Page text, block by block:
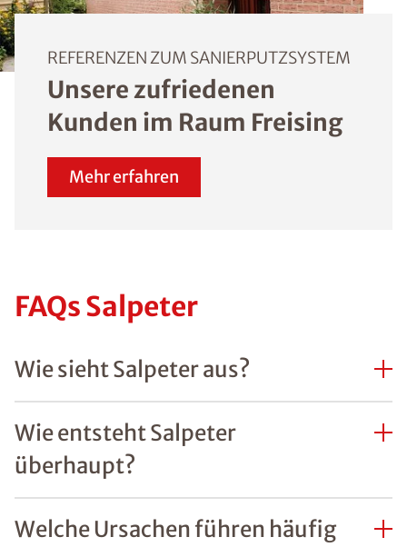
REFERENZEN ZUM SANIERPUTZSYSTEM
Unsere zufriedenen
Kunden im Raum Freising
Mehr erfahren
FAQs Salpeter
Wie sieht Salpeter aus?
Wie entsteht Salpeter
überhaupt?
Welche Ursachen führen häufig